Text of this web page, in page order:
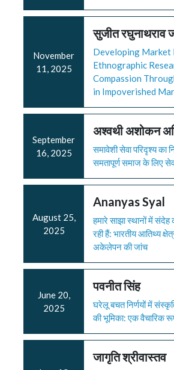
November
11, 2025
सुजीत रघुनाथराव
Developing Market
Ethnographic
Compassion
in Impoverished
September
16, 2025
अश्वथी अशोकन
समावेशी सेवा परिदृश्य का
समतापूर्ण समाज के लिए
August 25,
2025
Ananyas Syal
हमारे साझा स्थानों में
रही हैं: भारतीय आतिथ्य
अकेलेपन की जांच
June 20,
2025
पवनीत सिंह
घरेलू बचत निर्णयों में
की भूमिका: एक वैचारिक
जागृति श्रीवास्तव